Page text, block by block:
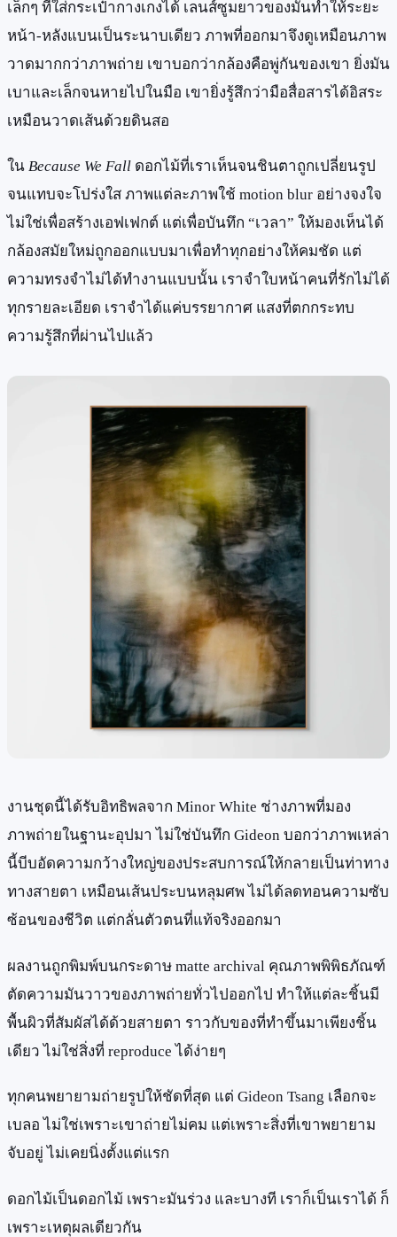
เล็กๆ ที่ใส่กระเป๋ากางเกงได้ เลนส์ซูมยาวของมันทำให้ระยะ
หน้า-หลังแบนเป็นระนาบเดียว ภาพที่ออกมาจึงดูเหมือนภาพ
วาดมากกว่าภาพถ่าย เขาบอกว่ากล้องคือพู่กันของเขา ยิ่งมัน
เบาและเล็กจนหายไปในมือ เขายิ่งรู้สึกว่ามือสื่อสารได้อิสระ
เหมือนวาดเส้นด้วยดินสอ
ใน Because We Fall ดอกไม้ที่เราเห็นจนชินตาถูกเปลี่ยนรูป
จนแทบจะโปร่งใส ภาพแต่ละภาพใช้ motion blur อย่างจงใจ
ไม่ใช่เพื่อสร้างเอฟเฟกต์ แต่เพื่อบันทึก “เวลา” ให้มองเห็นได้
กล้องสมัยใหม่ถูกออกแบบมาเพื่อทำทุกอย่างให้คมชัด แต่
ความทรงจำไม่ได้ทำงานแบบนั้น เราจำใบหน้าคนที่รักไม่ได้
ทุกรายละเอียด เราจำได้แค่บรรยากาศ แสงที่ตกกระทบ
ความรู้สึกที่ผ่านไปแล้ว
งานชุดนี้ได้รับอิทธิพลจาก Minor White ช่างภาพที่มอง
ภาพถ่ายในฐานะอุปมา ไม่ใช่บันทึก Gideon บอกว่าภาพเหล่า
นี้บีบอัดความกว้างใหญ่ของประสบการณ์ให้กลายเป็นท่าทาง
ทางสายตา เหมือนเส้นประบนหลุมศพ ไม่ได้ลดทอนความซับ
ซ้อนของชีวิต แต่กลั่นตัวตนที่แท้จริงออกมา
ผลงานถูกพิมพ์บนกระดาษ matte archival คุณภาพพิพิธภัณฑ์
ตัดความมันวาวของภาพถ่ายทั่วไปออกไป ทำให้แต่ละชิ้นมี
พื้นผิวที่สัมผัสได้ด้วยสายตา ราวกับของที่ทำขึ้นมาเพียงชิ้น
เดียว ไม่ใช่สิ่งที่ reproduce ได้ง่ายๆ
ทุกคนพยายามถ่ายรูปให้ชัดที่สุด แต่ Gideon Tsang เลือกจะ
เบลอ ไม่ใช่เพราะเขาถ่ายไม่คม แต่เพราะสิ่งที่เขาพยายาม
จับอยู่ ไม่เคยนิ่งตั้งแต่แรก
ดอกไม้เป็นดอกไม้ เพราะมันร่วง และบางที เราก็เป็นเราได้ ก็
เพราะเหตุผลเดียวกัน